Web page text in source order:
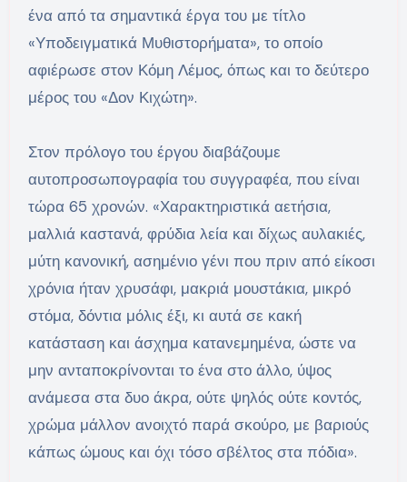
ένα από τα σημαντικά έργα του με τίτλο
«Υποδειγματικά Μυθιστορήματα», το οποίο
αφιέρωσε στον Κόμη Λέμος, όπως και το δεύτερο
μέρος του «Δον Κιχώτη».
Στον πρόλογο του έργου διαβάζουμε
αυτοπροσωπογραφία του συγγραφέα, που είναι
τώρα 65 χρονών. «Χαρακτηριστικά αετήσια,
μαλλιά καστανά, φρύδια λεία και δίχως αυλακιές,
μύτη κανονική, ασημένιο γένι που πριν από είκοσι
χρόνια ήταν χρυσάφι, μακριά μουστάκια, μικρό
στόμα, δόντια μόλις έξι, κι αυτά σε κακή
κατάσταση και άσχημα κατανεμημένα, ώστε να
μην ανταποκρίνονται το ένα στο άλλο, ύψος
ανάμεσα στα δυο άκρα, ούτε ψηλός ούτε κοντός,
χρώμα μάλλον ανοιχτό παρά σκούρο, με βαριούς
κάπως ώμους και όχι τόσο σβέλτος στα πόδια».